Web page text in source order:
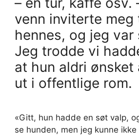
venn inviterte meg
hennes, og jeg var
Jeg trodde vi
at hun aldri ønsket
ut i offentlige rom.
«Gitt, hun hadde en søt valp,
se hunden, men jeg kunne ikke